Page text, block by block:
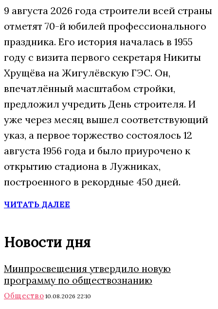
9 августа 2026 года строители всей страны
отметят 70-й юбилей профессионального
праздника. Его история началась в 1955
году с визита первого секретаря Никиты
Хрущёва на Жигулёвскую ГЭС. Он,
впечатлённый масштабом стройки,
предложил учредить День строителя. И
уже через месяц вышел соответствующий
указ, а первое торжество состоялось 12
августа 1956 года и было приурочено к
открытию стадиона в Лужниках,
построенного в рекордные 450 дней.
ЧИТАТЬ ДАЛЕЕ
Новости дня
Минпросвещения утвердило новую
программу по обществознанию
Общество 10.08.2026 22:10